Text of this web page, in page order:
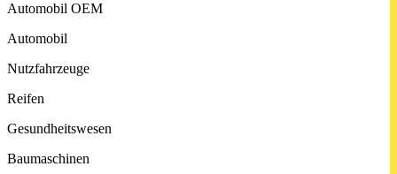
Automobil OEM
Automobil
Nutzfahrzeuge
Reifen
Gesund­heits­wesen
Baumaschinen